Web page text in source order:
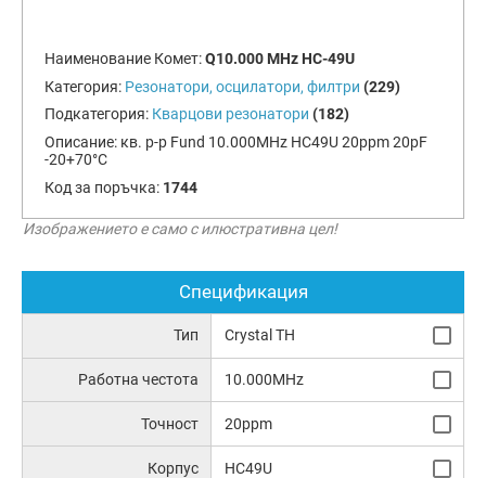
Наименование Комет:Q10.000 MHz HC-49U
Категория: Резонатори, осцилатори, филтри (229)
Подкатегория: Кварцови резонатори (182)
Описание: кв. р-р Fund 10.000MHz HC49U 20ppm 20pF
-20+70°C
Код за поръчка: 1744
Изображението е само с илюстративна цел!
Спецификация
Тип Crystal TH
Работна честота 10.000MHz
Точност 20ppm
Корпус HC49U